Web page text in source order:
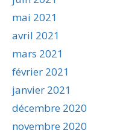
mai 2021
avril 2021
mars 2021
février 2021
janvier 2021
décembre 2020
novembre 2020